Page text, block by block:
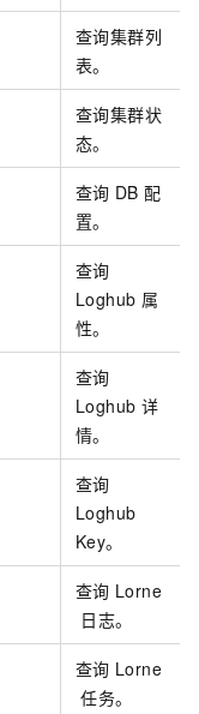
查询集群列
表。
查询集群状
态。
查询 DB 配
置。
查询
Loghub 属
性。
查询
Loghub 详
情。
查询
Loghub
Key。
查询 Lorne
日志。
查询 Lorne
任务。